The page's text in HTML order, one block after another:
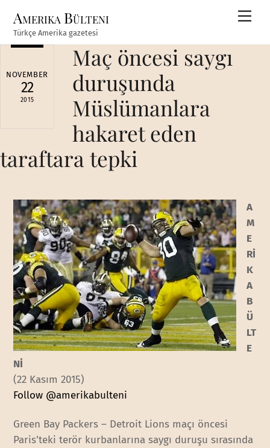
content
Amerika Bülteni
Türkçe Amerika gazetesi
NOVEMBER
22
2015
Maç öncesi saygı
duruşunda
Müslümanlara
hakaret eden
taraftara tepki
A
M
E
Rİ
K
A
B
Ü
LT
E
Nİ
(22 Kasım 2015)
Follow @amerikabulteni
Green Bay Packers – Detroit Lions maçı öncesi
Paris’teki terör kurbanlarına saygı duruşu sırasında